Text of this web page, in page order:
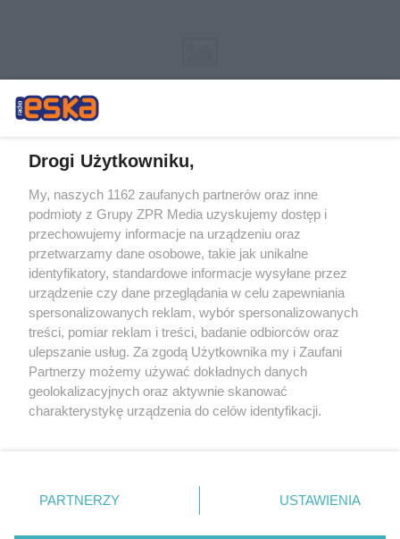
Żaden utwór zamieszczony w serwisie nie może być powielany i
rozpowszechniany lub dalej rozpowszechniany w jakikolwiek sposób (w
tym także elektroniczny lub mechaniczny) na jakimkolwiek polu
eksploatacji w jakiejkolwiek formie, włącznie z umieszczaniem w
Internecie bez pisemnej zgody właściciela praw. Jakiekolwiek użycie lub
wykorzystanie utworów w całości lub w części z naruszeniem prawa,
tzn. bez właściwej zgody, jest zabronione pod groźbą kary i może być
ścigane prawnie.
© 2026 Grupa ZPR Media
Drogi Użytkowniku,
My, naszych 1162 zaufanych partnerów oraz inne
podmioty z Grupy ZPR Media uzyskujemy dostęp i
przechowujemy informacje na urządzeniu oraz
przetwarzamy dane osobowe, takie jak unikalne
identyfikatory, standardowe informacje wysyłane przez
urządzenie czy dane przeglądania w celu zapewniania
spersonalizowanych reklam, wybór spersonalizowanych
treści, pomiar reklam i treści, badanie odbiorców oraz
ulepszanie usług. Za zgodą Użytkownika my i Zaufani
Partnerzy możemy używać dokładnych danych
geolokalizacyjnych oraz aktywnie skanować
charakterystykę urządzenia do celów identyfikacji.
zmienić/wycofać klikając przycisk ustawień prywatności
znajdujący się w lewym dolnym rogu strony
rodzaje przetwarzania danych nie wymagają zgody
PARTNERZY USTAWIENIA